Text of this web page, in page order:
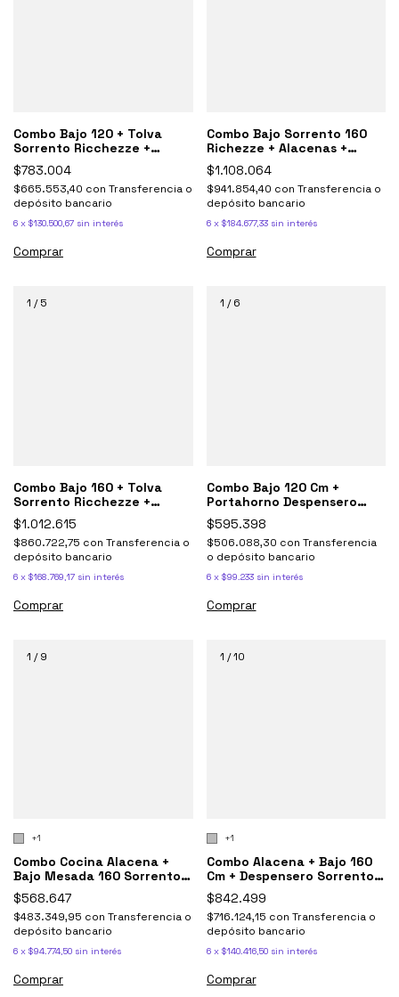
Combo Bajo 120 + Tolva
Sorrento Ricchezze +
Mesada Johnson
$783.004
$665.553,40 con Transferencia o
depósito bancario
6 x $130.500,67 sin interés
Comprar
Combo Bajo Sorrento 160
Richezze + Alacenas +
Mesada Johnson
$1.108.064
$941.854,40 con Transferencia o
depósito bancario
6 x $184.677,33 sin interés
Comprar
1 /5
Combo Bajo 160 + Tolva
Sorrento Ricchezze +
Mesada Johnson
$1.012.615
$860.722,75 con Transferencia o
depósito bancario
6 x $168.769,17 sin interés
Comprar
1 /6
Combo Bajo 120 Cm +
Portahorno Despensero
Sorrento Ricchezze
$595.398
$506.088,30 con Transferencia
o depósito bancario
6 x $99.233 sin interés
Comprar
1 /9
+1
Combo Cocina Alacena +
Bajo Mesada 160 Sorrento
Ricchezze
$568.647
$483.349,95 con Transferencia o
depósito bancario
6 x $94.774,50 sin interés
Comprar
1 /10
+1
Combo Alacena + Bajo 160
Cm + Despensero Sorrento
Ricchezze
$842.499
$716.124,15 con Transferencia o
depósito bancario
6 x $140.416,50 sin interés
Comprar